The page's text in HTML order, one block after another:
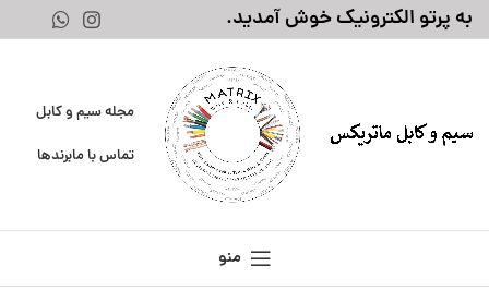
به پرتو الکترونیک خوش آمدید.
مجله سیم و کابل
تماس با مابرندها
منو